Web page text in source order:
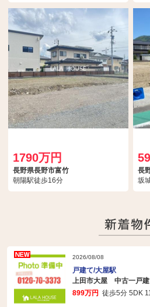
1790万円
長野県長野市富竹
朝陽駅徒歩16分
長
坂
2026/08/08
戸建て/大屋駅
上田市大屋 中古一戸
899万円 徒歩5分 5DK